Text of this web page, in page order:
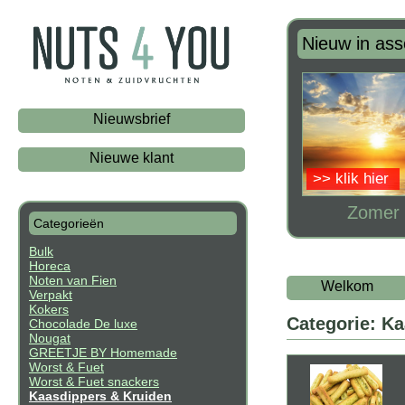
Nieuwsbrief
Nieuwe klant
Categorieën
Bulk
Horeca
Noten van Fien
Verpakt
Kokers
Chocolade De luxe
Nougat
GREETJE BY Homemade
Worst & Fuet
Worst & Fuet snackers
Kaasdippers & Kruiden
Nieuw in
Zomer
>> klik hier
Welkom
Categorie: